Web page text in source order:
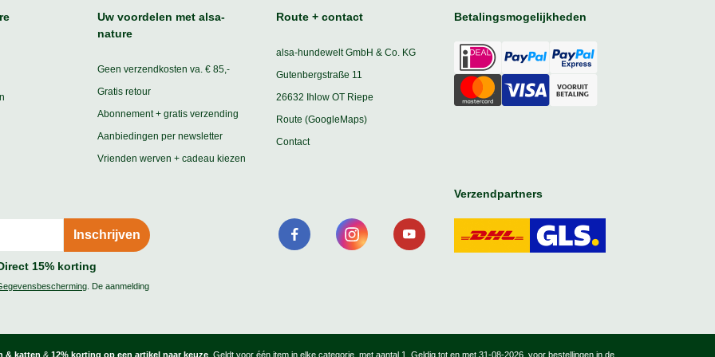
Uw voordelen met alsa-
nature
Geen verzendkosten va. € 85,-
Gratis retour
Abonnement + gratis verzending
Aanbiedingen per newsletter
Vrienden werven + cadeau kiezen
Route + contact
alsa-hundewelt GmbH & Co. KG
Gutenbergstraße 11
26632 Ihlow OT Riepe
Route (GoogleMaps)
Contact
Betalingsmogelijkheden
Verzendpartners
15% korting
. De aanmelding
& katten & 12% korting op een artikel naar keuze . Geldt voor één item in elke categorie, met aantal 1. Geldig tot en met 31-08-2026, voor bestellingen in de